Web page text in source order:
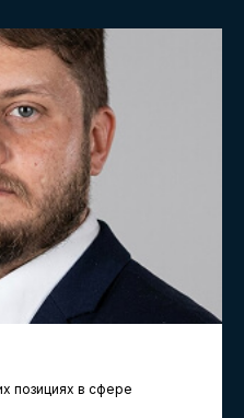
позициях в сфере
выбора